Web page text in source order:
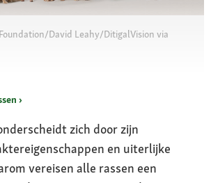
David Leahy/DitigalVision via
›
zich door zijn
en uiterlijke
vereisen alle rassen een